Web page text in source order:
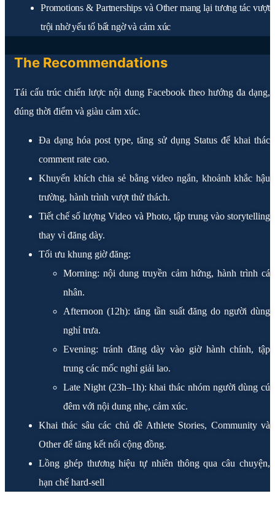
Promotions & Partnerships và Other mang lại tương tác vượt
trội nhờ yếu tố bất ngờ và cảm xúc
The Recommendations
Tái cấu trúc chiến lược nội dung Facebook theo hướng đa dạng,
đúng thời điểm và giàu cảm xúc.
Đa dạng hóa post type, tăng sử dụng Status để khai thác
comment rate cao.
Khuyến khích chia sẻ bằng video ngắn, khoảnh khắc hậu
trường, hành trình vượt thử thách.
Tiết chế số lượng Video và Photo, tập trung vào storytelling
thay vì đăng dày.
Tối ưu khung giờ đăng:
Morning: nội dung truyền cảm hứng, hành trình cá
nhân.
Afternoon (12h): tăng tần suất đăng do người dùng
nghỉ trưa.
Evening: tránh đăng dày vào giờ hành chính, tập
trung các mốc nghỉ giải lao.
Late Night (23h–1h): khai thác nhóm người dùng cú
đêm với nội dung nhẹ, cảm xúc.
Khai thác sâu các chủ đề Athlete Stories, Community và
Other để tăng kết nối cộng đồng.
Lồng ghép thương hiệu tự nhiên thông qua câu chuyện,
hạn chế hard-sell